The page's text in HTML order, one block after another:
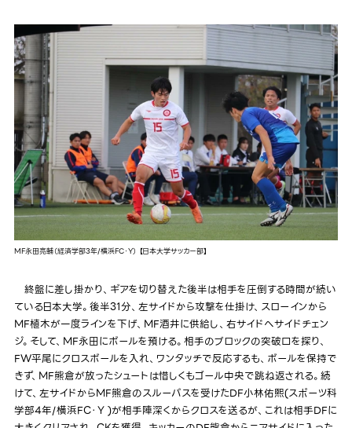
MF永田亮輔（経済学部3年/横浜FC・Y） 【日本大学サッカー部】
終盤に差し掛かり、ギアを切り替えた後半は相手を圧倒する時間が続い
ている日本大学。後半31分、左サイドから攻撃を仕掛け、スローインから
MF植木が一度ラインを下げ、MF酒井に供給し、右サイドへサイドチェン
ジ。そして、MF永田にボールを預ける。相手のブロックの突破口を探り、
FW平尾にクロスボールを入れ、ワンタッチで反応するも、ボールを保持で
きず、MF熊倉が放ったシュートは惜しくもゴール中央で跳ね返される。続
けて、左サイドからMF熊倉のスルーパスを受けたDF小林佑熙(スポーツ科
学部4年/横浜FC・Y )が相手陣深くからクロスを送るが、これは相手DFに